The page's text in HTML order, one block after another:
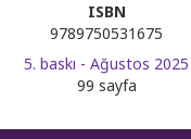
ISBN
9789750531675
5. baskı - Ağustos 2025
99 sayfa